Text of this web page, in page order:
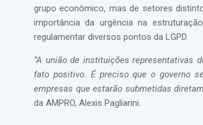
grupo econômico, mas de setores
importância da urgência na
regulamentar diversos pontos da LGPD.
“A união de instituições representativas
fato positivo. É preciso que o governo
empresas que estarão submetidas
da AMPRO, Alexis Pagliarini.